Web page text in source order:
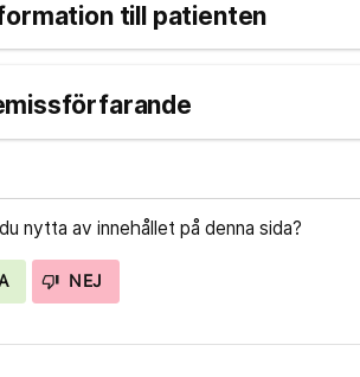
till patienten
nytta av innehållet på denna sida?
NEJ